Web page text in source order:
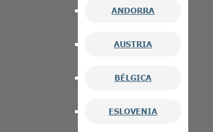
ANDORRA
AUSTRIA
BÉLGICA
ESLOVENIA